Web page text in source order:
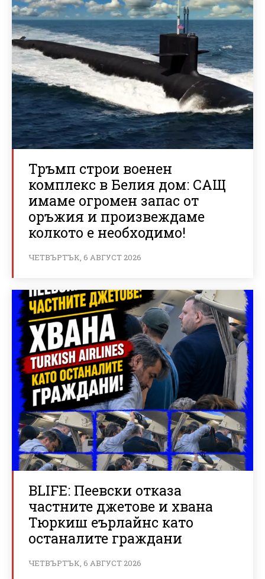
Тръмп строи военен
комплекс в Белия дом: САЩ
имаме огромен запас от
оръжия и произвеждаме
колкото е необходимо!
ЧЕТВЪРТЪК, 6 АВГУСТ 2026
BLIFE: Пеевски отказа
частните джетове и хвана
Тюркиш еърлайнс като
останалите граждани
ЧЕТВЪРТЪК, 6 АВГУСТ 2026